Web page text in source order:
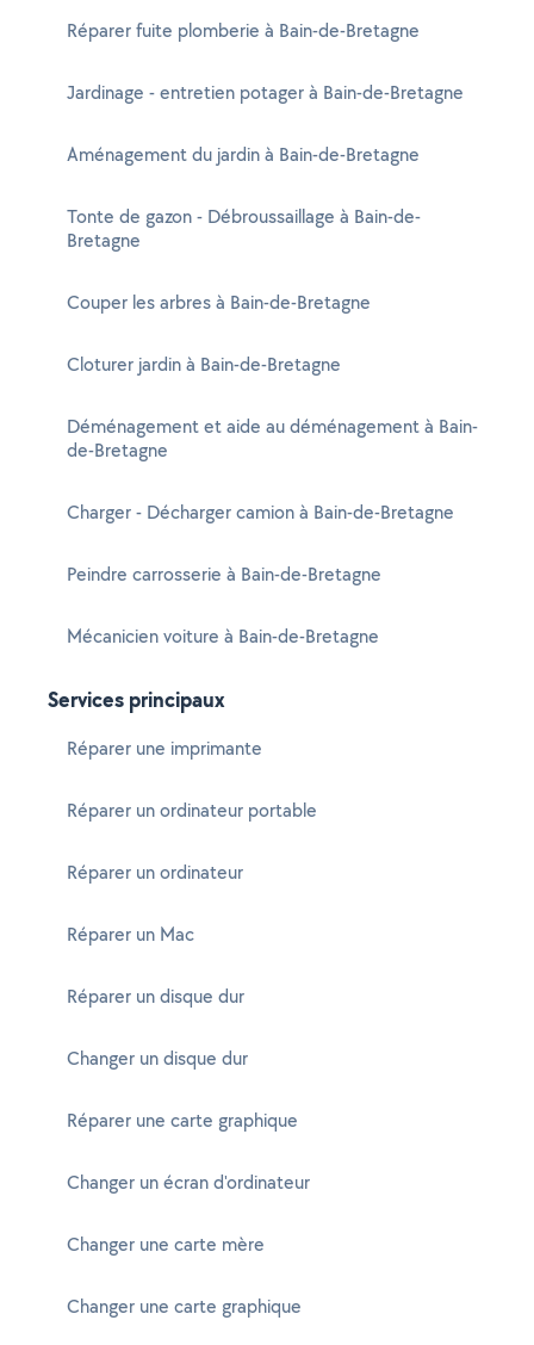
Réparer fuite plomberie à Bain-de-Bretagne
Jardinage - entretien potager à Bain-de-Bretagne
Aménagement du jardin à Bain-de-Bretagne
Tonte de gazon - Débroussaillage à Bain-de-
Bretagne
Couper les arbres à Bain-de-Bretagne
Cloturer jardin à Bain-de-Bretagne
Déménagement et aide au déménagement à Bain-
de-Bretagne
Charger - Décharger camion à Bain-de-Bretagne
Peindre carrosserie à Bain-de-Bretagne
Mécanicien voiture à Bain-de-Bretagne
Services principaux
Réparer une imprimante
Réparer un ordinateur portable
Réparer un ordinateur
Réparer un Mac
Réparer un disque dur
Changer un disque dur
Réparer une carte graphique
Changer un écran d'ordinateur
Changer une carte mère
Changer une carte graphique